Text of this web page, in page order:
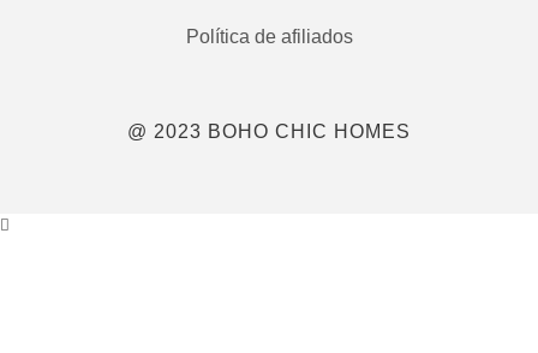
Política de afiliados
@ 2023 BOHO CHIC HOMES